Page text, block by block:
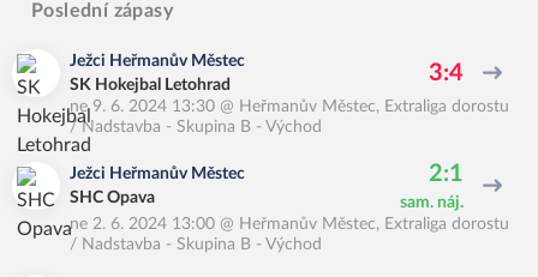
Poslední zápasy
Ježci Heřmanův Městec
SK Hokejbal Letohrad
3:4
ne 9. 6. 2024 13:30 @ Heřmanův Městec, Extraliga dorostu
/ Nadstavba - Skupina B - Východ
Ježci Heřmanův Městec
SHC Opava
2:1
sam. náj.
ne 2. 6. 2024 13:00 @ Heřmanův Městec, Extraliga dorostu
/ Nadstavba - Skupina B - Východ